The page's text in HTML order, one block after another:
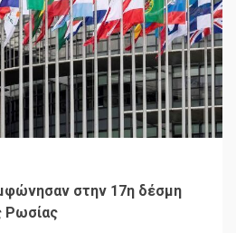
στην 17η δέσμη
Ρωσίας